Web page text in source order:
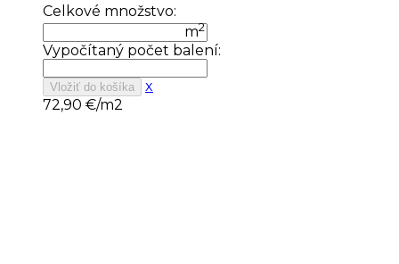
Celkové množstvo:
m2
Vypočítaný počet balení:
Vložiť do košíka
x
72,90 €/m2